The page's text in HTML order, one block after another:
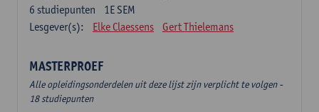
1E SEM
6 studiepunten
Lesgever(s):
Elke Claessens Gert Thielemans
MASTERPROEF
Alle opleidingsonderdelen uit deze lijst zijn verplicht te volgen -
18 studiepunten